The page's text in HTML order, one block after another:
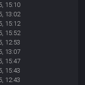
15:10
13:02
15:12
15:52
12:53
13:07
15:47
15:43
12:43